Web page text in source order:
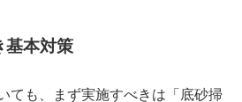
基本対策
ても、まず実施すべきは「底砂掃